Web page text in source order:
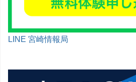
LINE 宮崎情報局